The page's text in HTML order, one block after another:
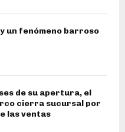
un fenómeno barroso
de su apertura, el
cierra sucursal por
las ventas